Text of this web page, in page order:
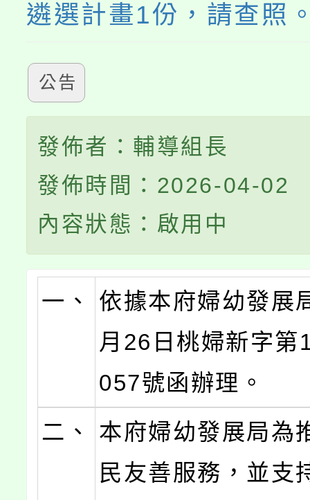
遴選計畫1份，請查照
公告
發佈者：輔導組長
發佈時間：2026-04-02
內容狀態：啟用中
一、
依據本府婦幼發展
月26日桃婦新字第
057號函辦理。
二、
本府婦幼發展局為
民友善服務，並支